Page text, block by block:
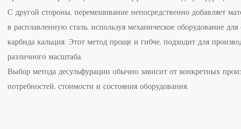
С другой стороны, перемешивание непосредственно добавляет
в расплавленную сталь, используя механическое оборудование
карбида кальция. Этот метод проще и гибче, подходит для
различного масштаба.
Выбор метода десульфурации обычно зависит от конкретных
потребностей, стоимости и состояния оборудования.